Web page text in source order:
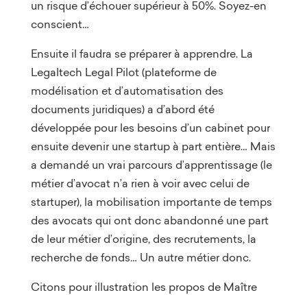
un risque d’échouer supérieur à 50%. Soyez-en
conscient…
Ensuite il faudra se préparer à apprendre. La
Legaltech Legal Pilot (plateforme de
modélisation et d’automatisation des
documents juridiques) a d’abord été
développée pour les besoins d’un cabinet pour
ensuite devenir une startup à part entière… Mais
a demandé un vrai parcours d’apprentissage (le
métier d’avocat n’a rien à voir avec celui de
startuper), la mobilisation importante de temps
des avocats qui ont donc abandonné une part
de leur métier d’origine, des recrutements, la
recherche de fonds… Un autre métier donc.
Citons pour illustration les propos de Maître